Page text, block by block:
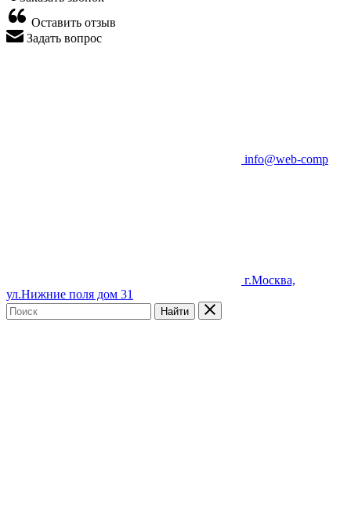
Оставить отзыв
Задать вопрос
info@web-comp
г.Москва,
ул.Нижние поля дом 31
Найти